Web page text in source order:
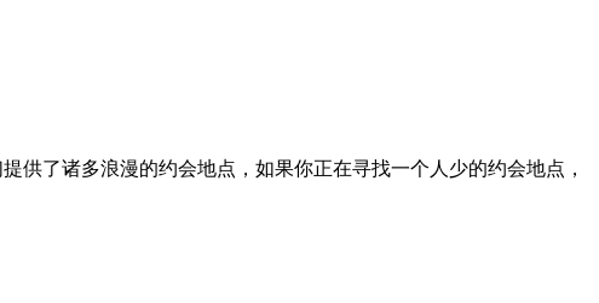
供了诸多浪漫的约会地点，如果你正在寻找一个人少的约会地点，